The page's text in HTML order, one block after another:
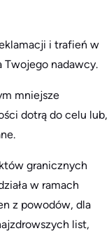
i trafień w
Twojego nadawcy.
mniejsze
dotrą do celu lub,
granicznych
w ramach
z powodów, dla
list,